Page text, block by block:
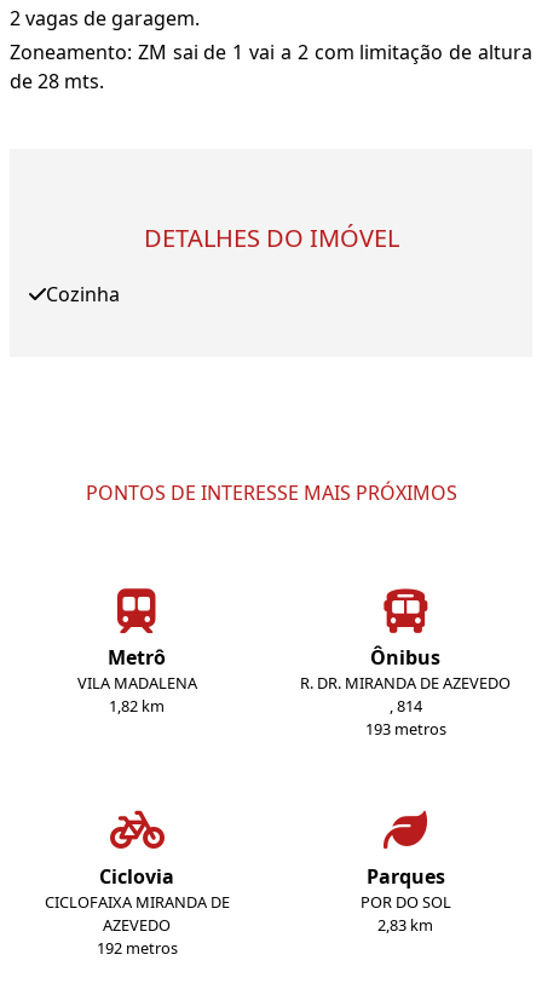
2 vagas de garagem.
Zoneamento: ZM sai de 1 vai a 2 com limitação de altura
de 28 mts.
DETALHES DO IMÓVEL
Cozinha
PONTOS DE INTERESSE MAIS PRÓXIMOS
Metrô
VILA MADALENA
1,82 km
Ônibus
R. DR. MIRANDA DE AZEVEDO
, 814
193 metros
Ciclovia
CICLOFAIXA MIRANDA DE
AZEVEDO
192 metros
Parques
POR DO SOL
2,83 km